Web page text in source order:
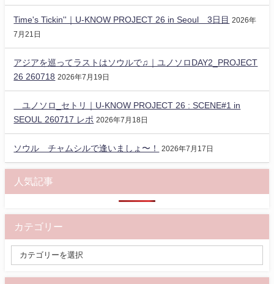
Time's Tickin''｜U-KNOW PROJECT 26 in Seoul 3日目
2026年
7月21日
アジアを巡ってラストはソウルで♫｜ユノソロDAY2_PROJECT
26 260718 2026年7月19日
ユノソロ_セトリ｜U-KNOW PROJECT 26 : SCENE#1 in
SEOUL 260717 レポ 2026年7月18日
ソウル チャムシルで逢いましょ〜！ 2026年7月17日
人気記事
カテゴリー